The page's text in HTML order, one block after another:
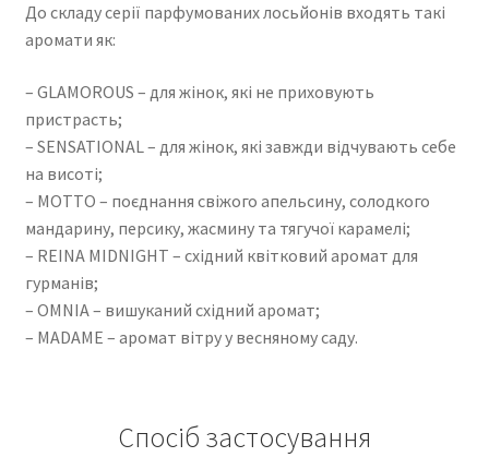
До складу серії парфумованих лосьйонів входять такі
аромати як:
– GLAMOROUS – для жінок, які не приховують
пристрасть;
– SENSATIONAL – для жінок, які завжди відчувають себе
на висоті;
– MOTTO – поєднання свіжого апельсину, солодкого
мандарину, персику, жасмину та тягучої карамелі;
– REINA MIDNIGHT – східний квітковий аромат для
гурманів;
– OMNIA – вишуканий східний аромат;
– MADAME – аромат вітру у весняному саду.
Спосіб застосування